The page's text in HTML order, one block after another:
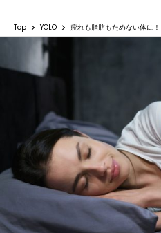
Top YOLO 疲れも脂肪もためない体に